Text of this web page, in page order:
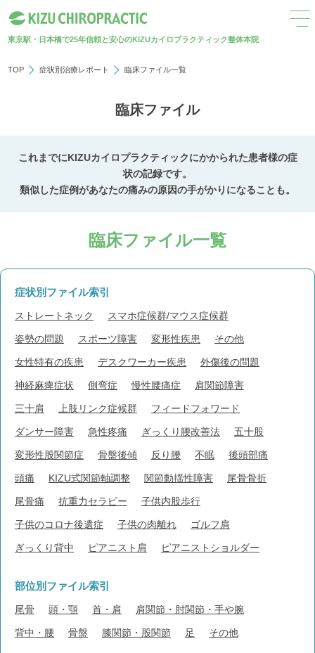
東京駅・日本橋で25年信頼と安心のKIZUカイロプラクティック整体本院
TOP 症状別治療レポート 臨床ファイル一覧
臨床ファイル
これまでにKIZUカイロプラクティックにかかられた患者様の症
状の記録です。
類似した症例があなたの痛みの原因の手がかりになることも。
臨床ファイル一覧
症状別ファイル索引
ストレートネック スマホ症候群/マウス症候群
姿勢の問題 スポーツ障害 変形性疾患 その他
女性特有の疾患 デスクワーカー疾患 外傷後の問題
神経麻痺症状 側弯症 慢性腰痛症 肩関節障害
三十肩 上肢リンク症候群 フィードフォワード
ダンサー障害 急性疼痛 ぎっくり腰改善法 五十股
変形性股関節症 骨盤後傾 反り腰 不眠 後頭部痛
頭痛 KIZU式関節軸調整 関節動揺性障害 尾骨骨折
尾骨痛 抗重力セラピー 子供内股歩行
子供のコロナ後遺症 子供の肉離れ ゴルフ肩
ぎっくり背中 ピアニスト肩 ピアニストショルダー
部位別ファイル索引
尾骨 頭・顎 首・肩 肩関節・肘関節・手や腕
背中・腰 骨盤 膝関節・股関節 足 その他